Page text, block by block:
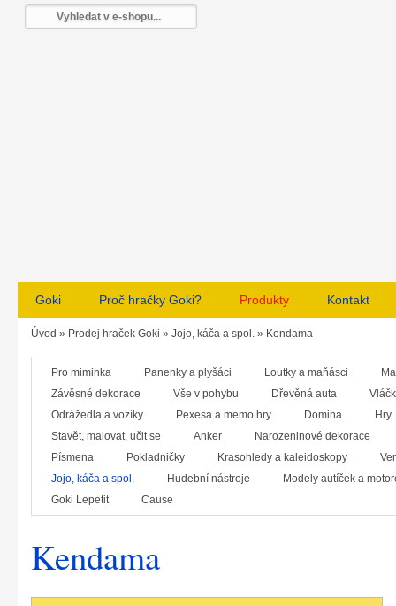
Goki Proč hračky Goki? Produkty Kontakt
Úvod » Prodej hraček Goki » Jojo, káča a spol. » Kendama
Pro miminka Panenky a plyšáci Loutky a maňásci
Závěsné dekorace
Vše v pohybu Dřevěná auta
Odrážedla a vozíky
Pexesa a memo hry Domina
Hry
Stavět, malovat, učit se
Anker
Narozeninové dekorace
Písmena
Pokladničky Krasohledy a kaleidoskopy
Jojo, káča a spol.
Hudební nástroje
Modely autíček a
Goki Lepetit
Cause
Kendama